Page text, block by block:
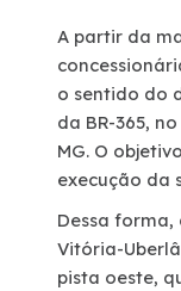
Links Úteis
Estatística de
Notícias
Notícias
A partir da
o sentido do
da BR-365,
MG. O
execução da
Dessa
Vitória-
pista oeste,